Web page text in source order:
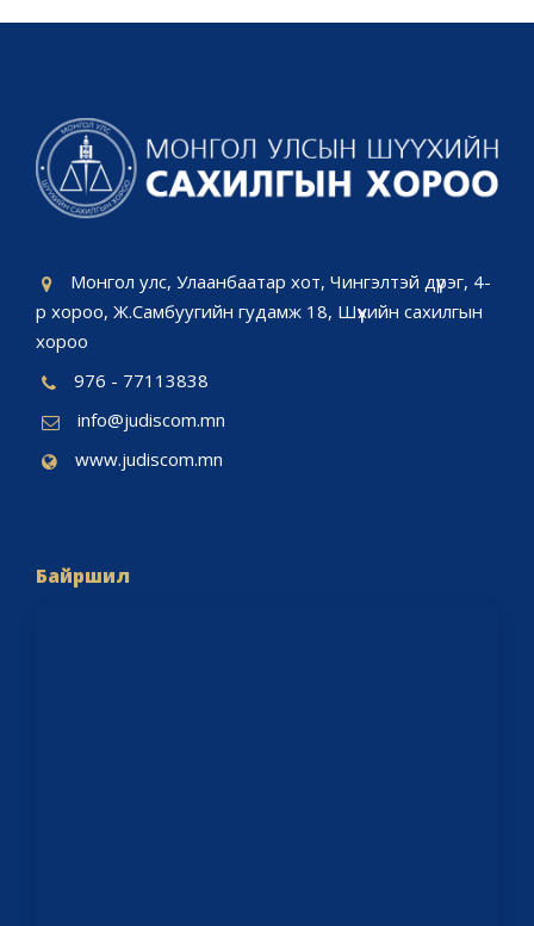
Монгол улс, Улаанбаатар хот, Чингэлтэй дүүрэг, 4-
р хороо, Ж.Самбуугийн гудамж 18, Шүүхийн сахилгын
хороо
976 - 77113838
info@judiscom.mn
www.judiscom.mn
Байршил